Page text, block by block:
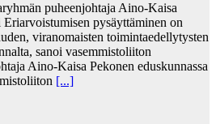
puheenjohtaja Aino-Kaisa
pysäyttäminen on
viranomaisten toimintaedellytysten
sanoi vasemmistoliiton
Aino-Kaisa Pekonen eduskunnassa
[...]